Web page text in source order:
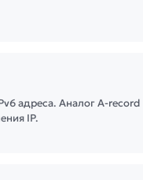
адреса. Аналог A-record
IP.